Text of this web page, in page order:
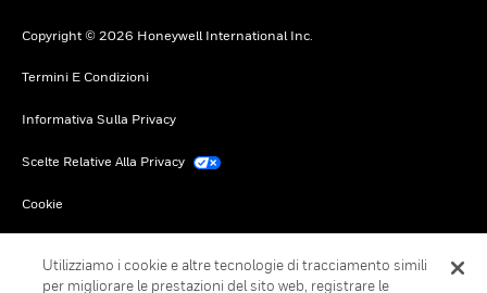
Copyright © 2026 Honeywell International Inc.
Termini E Condizioni
Informativa Sulla Privacy
Scelte Relative Alla Privacy
Cookie
Utilizziamo i cookie e altre tecnologie di tracciamento simili
per migliorare le prestazioni del sito web, registrare le